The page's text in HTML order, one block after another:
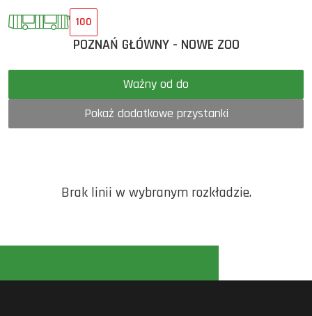
100
POZNAŃ GŁÓWNY - NOWE ZOO
Ważny od do
Pokaż dodatkowe przystanki
Brak linii w wybranym rozkładzie.